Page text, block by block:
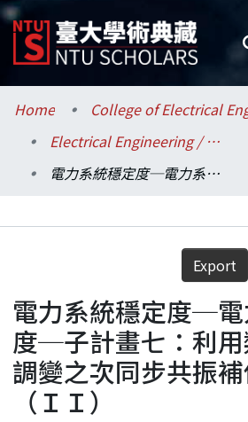
Communities & Collections
Research Outputs
Statistics
Home
Electrical Engineering / 電機工程學系
電力系統穩定度─電力系統穩定度─子計畫七：利用類神經網路調變之次同步共振補償器設計（ＩＩ）
Details
Export
電力系統穩定度─
度─子計畫七：利
調變之次同步共振
（ＩＩ）